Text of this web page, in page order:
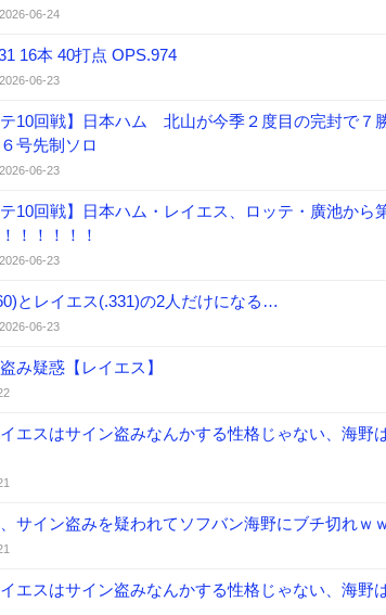
06-24
16本 40打点 OPS.974
06-23
テ10回戦】日本ハム 北山が今季２度目の完封で
号先制ソロ
06-23
テ10回戦】日本ハム・レイエス、ロッテ・廣池から
！！！！！
06-23
とレイエス(.331)の2人だけになる…
06-23
み疑惑【レイエス】
エスはサイン盗みなんかする性格じゃない、海野
、サイン盗みを疑われてソフバン海野にブチ切れｗ
エスはサイン盗みなんかする性格じゃない、海野